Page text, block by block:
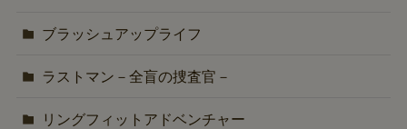
ブラッシュアップライフ
ラストマン－全盲の捜査官－
リングフィットアドベンチャー